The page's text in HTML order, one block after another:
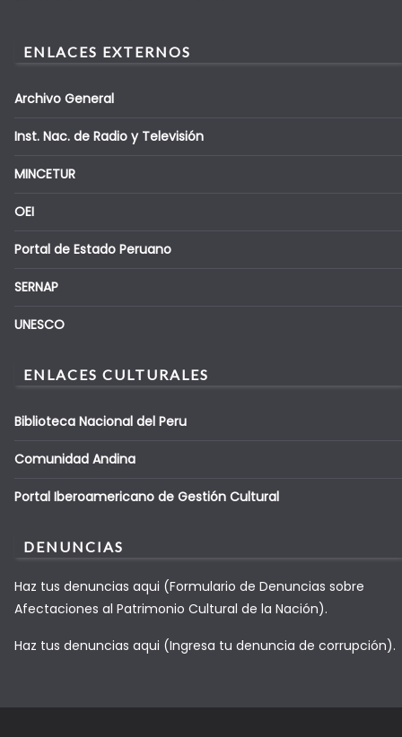
ENLACES EXTERNOS
Archivo General
Inst. Nac. de Radio y Televisión
MINCETUR
OEI
Portal de Estado Peruano
SERNAP
UNESCO
ENLACES CULTURALES
Biblioteca Nacional del Peru
Comunidad Andina
Portal Iberoamericano de Gestión Cultural
DENUNCIAS
Haz tus denuncias aqui (Formulario de Denuncias sobre
Afectaciones al Patrimonio Cultural de la Nación).
Haz tus denuncias aqui (Ingresa tu denuncia de corrupción).